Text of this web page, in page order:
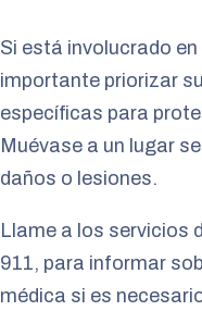
Si está involucrado
importante priorizar
específicas para
Muévase a un lugar
daños o lesiones.
Llame a los servicios
911, para informar
médica si es